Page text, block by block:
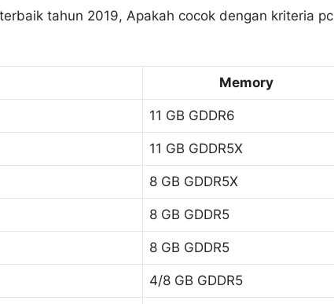
tahun 2019, Apakah cocok dengan kriteria pc
Memory
11 GB GDDR6
11 GB GDDR5X
8 GB GDDR5X
8 GB GDDR5
8 GB GDDR5
4/8 GB GDDR5